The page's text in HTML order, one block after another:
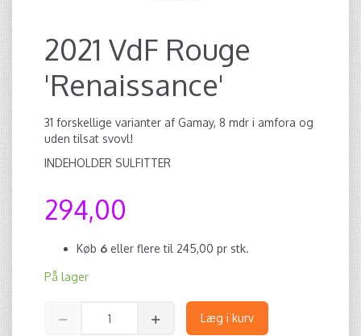
2021 VdF Rouge
'Renaissance'
31 forskellige varianter af Gamay, 8 mdr i amfora og
uden tilsat svovl!
INDEHOLDER SULFITTER
294,00
Køb 6 eller flere til 245,00 pr stk.
På lager
Læg i kurv